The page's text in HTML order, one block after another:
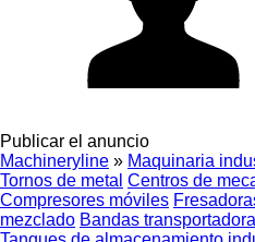
Publicar el anuncio
Machineryline » Maquinaria
Tornos de metal Centros de
Compresores móviles
mezclado Bandas